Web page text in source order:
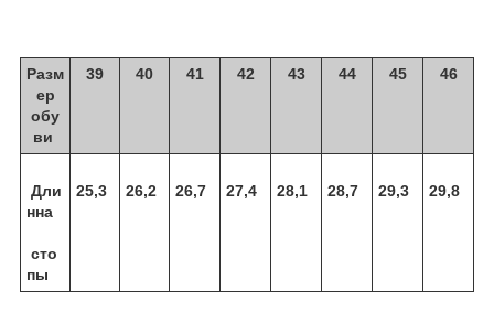
Разм
ер
обу
ви
39 40 41 42 43 44 45 46
Дли
нна
сто
пы
25,3 26,2 26,7 27,4 28,1 28,7 29,3 29,8